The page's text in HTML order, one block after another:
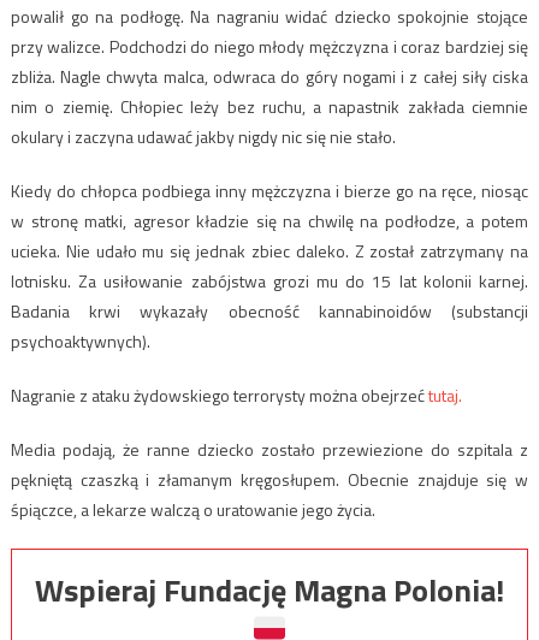
powalił go na podłogę. Na nagraniu widać dziecko spokojnie stojące
przy walizce. Podchodzi do niego młody mężczyzna i coraz bardziej się
zbliża. Nagle chwyta malca, odwraca do góry nogami i z całej siły ciska
nim o ziemię. Chłopiec leży bez ruchu, a napastnik zakłada ciemnie
okulary i zaczyna udawać jakby nigdy nic się nie stało.
Kiedy do chłopca podbiega inny mężczyzna i bierze go na ręce, niosąc
w stronę matki, agresor kładzie się na chwilę na podłodze, a potem
ucieka. Nie udało mu się jednak zbiec daleko. Z został zatrzymany na
lotnisku. Za usiłowanie zabójstwa grozi mu do 15 lat kolonii karnej.
Badania krwi wykazały obecność kannabinoidów (substancji
psychoaktywnych).
Nagranie z ataku żydowskiego terrorysty można obejrzećtutaj.
Media podają, że ranne dziecko zostało przewiezione do szpitala z
pękniętą czaszką i złamanym kręgosłupem. Obecnie znajduje się w
śpiączce, a lekarze walczą o uratowanie jego życia.
Wspieraj Fundację Magna Polonia!